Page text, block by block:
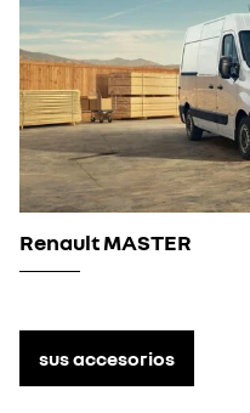
Renault MASTER
sus accesorios